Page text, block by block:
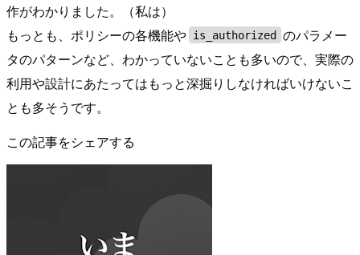
作がわかりました。（私は）
もっとも、ポリシーの各機能や is_authorized
のパラメー
タのパターンなど、わかっていないことも多いので、実際の
利用や設計にあたってはもっと深掘りしなければいけないこ
とも多そうです。
この記事をシェアする